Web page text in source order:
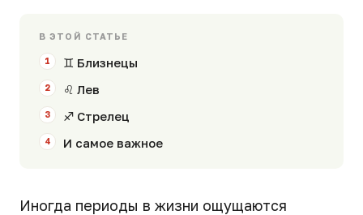
В ЭТОЙ СТАТЬЕ
♊ Близнецы
♌ Лев
♐ Стрелец
И самое важное
Иногда периоды в жизни ощущаются